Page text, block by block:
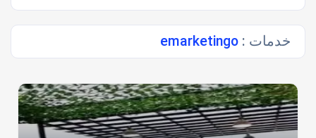
خدمات : emarketingo